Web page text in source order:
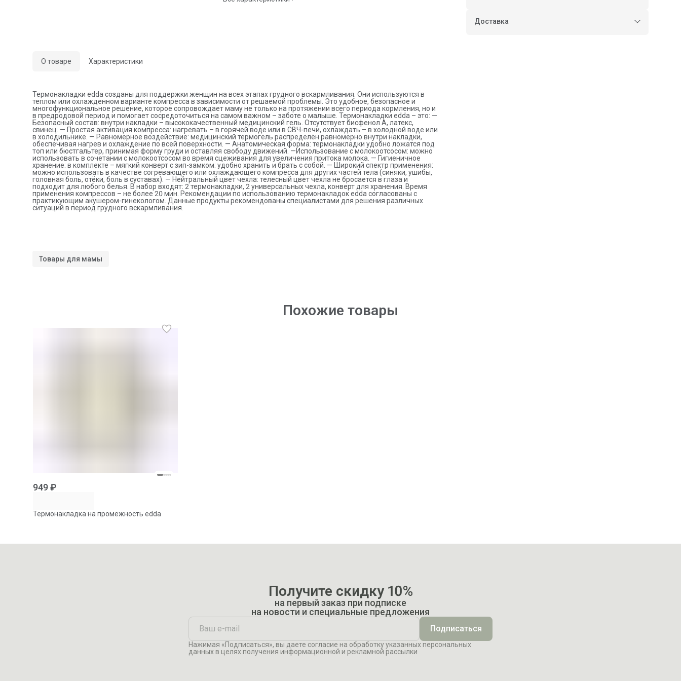
продукты рекомендованы специалистами для решения
различных ситуаций в период грудного вскармливания.
Оплата — картой или СБП
Доставка
О товаре Характеристики
Термонакладки edda созданы для поддержки женщин на всех этапах грудного вскармливания. Они используются в
теплом или охлажденном варианте компресса в зависимости от решаемой проблемы. Это удобное, безопасное и
многофункциональное решение, которое сопровождает маму не только на протяжении всего периода кормления, но и
в предродовой период и помогает сосредоточиться на самом важном – заботе о малыше. Термонакладки edda – это: —
Безопасный состав: внутри накладки – высококачественный медицинский гель. Отсутствует бисфенол А, латекс,
свинец. — Простая активация компресса: нагревать – в горячей воде или в СВЧ-печи, охлаждать – в холодной воде или
в холодильнике. — Равномерное воздействие: медицинский термогель распределён равномерно внутри накладки,
обеспечивая нагрев и охлаждение по всей поверхности. — Анатомическая форма: термонакладки удобно ложатся под
топ или бюстгальтер, принимая форму груди и оставляя свободу движений. —Использование с молокоотсосом: можно
использовать в сочетании с молокоотсосом во время сцеживания для увеличения притока молока. — Гигиеничное
хранение: в комплекте – мягкий конверт с зип-замком: удобно хранить и брать с собой. — Широкий спектр применения:
можно использовать в качестве согревающего или охлаждающего компресса для других частей тела (синяки, ушибы,
головная боль, отёки, боль в суставах). — Нейтральный цвет чехла: телесный цвет чехла не бросается в глаза и
подходит для любого белья. В набор входят: 2 термонакладки, 2 универсальных чехла, конверт для хранения. Время
применения компрессов – не более 20 мин. Рекомендации по использованию термонакладок edda согласованы с
практикующим акушером-гинекологом. Данные продукты рекомендованы специалистами для решения различных
ситуаций в период грудного вскармливания.
Товары для мамы
Похожие товары
949 ₽
Термонакладка на промежность edda
Получите скидку 10%
на первый заказ при подписке
на новости и специальные предложения
Подписаться
Нажимая «Подписаться», вы даете согласие на обработку указанных персональных
данных в целях получения информационной и рекламной рассылки